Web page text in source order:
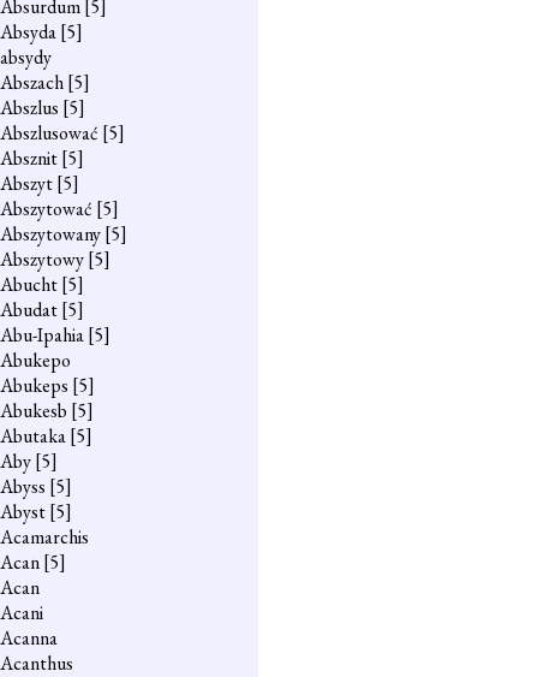
Absurdum[5]
Absyda[5]
absydy
Abszach[5]
Abszlus [5]
Abszlusować [5]
Absznit[5]
Abszyt[5]
Abszytować [5]
Abszytowany[5]
Abszytowy[5]
Abucht[5]
Abudat[5]
Abu-Ipahia[5]
Abukepo
Abukeps [5]
Abukesb [5]
Abutaka[5]
Aby[5]
Abyss [5]
Abyst[5]
Acamarchis
Acan[5]
Acan
Acani
Acanna
Acanthus